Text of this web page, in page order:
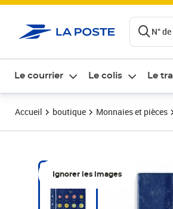
N°
Le courrier Le colis Le
Accueil boutique Monnaies et pièces
Ignorer les images